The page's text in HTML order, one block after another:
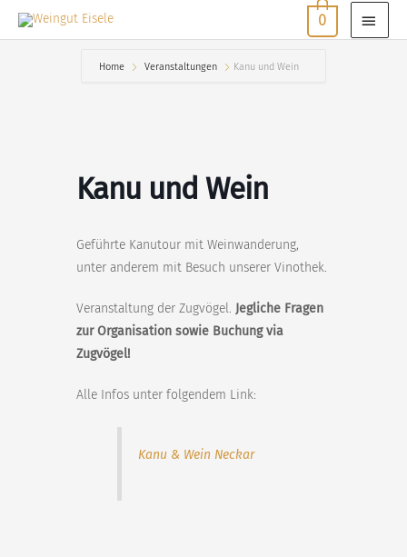
Zum
0
Home Veranstaltungen Kanu und Wein
Kanu und Wein
Geführte Kanutour mit Weinwanderung,
unter anderem mit Besuch unserer Vinothek.
Veranstaltung der Zugvögel. Jegliche Fragen
zur Organisation sowie Buchung via
Zugvögel!
Alle Infos unter folgendem Link:
Kanu & Wein Neckar